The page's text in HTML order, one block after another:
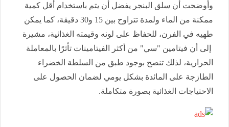
وأوضحت أن سلق البنجر يفضل أن يتم باستخدام أقل كمية
ممكنة من الماء ولمدة تتراوح بين 15 و30 دقيقة، كما يمكن
طهيه في الفرن، للحفاظ على لونه وقيمته الغذائية، مشيرة
إلى أن فيتامين "سي" من أكثر الفيتامينات تأثرًا بالمعاملة
الحرارية، لذلك تنصح بوجود طبق من السلطة الخضراء
الطازجة على المائدة بشكل يومي لضمان الحصول على
الاحتياجات الغذائية بصورة متكاملة.